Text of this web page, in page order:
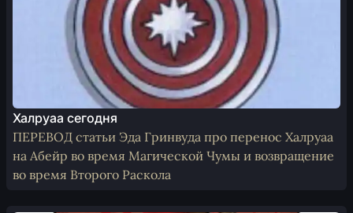
Халруаа сегодня
ПЕРЕВОД статьи Эда Гринвуда про перенос Халруаа
на Абейр во время Магической Чумы и возвращение
во время Второго Раскола